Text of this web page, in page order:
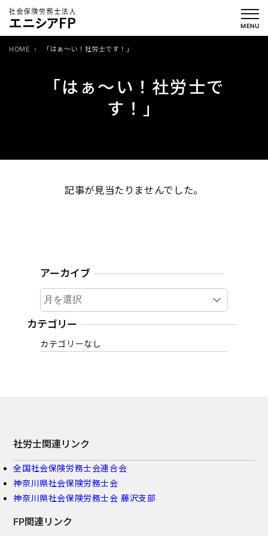
を
MENU
「はぁ～い！社労士で
す！」
HOME 「はぁ～い！社労士です！」
記事が見当たりませんでした。
アーカイブ
ア
ー
カ
ブ
カテゴリー
カテゴリーなし
社労士関連リンク
全国社会保険労務士会連合会
神奈川県社会保険労務士会
神奈川県社会保険労務士会 藤沢支部
FP関連リンク